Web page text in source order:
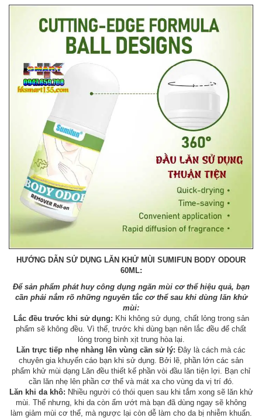
HƯỚNG DẪN SỬ DỤNG LĂN KHỬ MÙI SUMIFUN BODY ODOUR
60ML:
Để sản phẩm phát huy công dụng ngăn mùi cơ thể hiệu quả, bạn
cần phải nắm rõ những nguyên tắc cơ thể sau khi dùng lăn khử
mùi:
Lắc đều trước khi sử dụng: Khi không sử dụng, chất lỏng trong sản
phẩm sẽ không đều. Vì thế, trước khi dùng bạn nên lắc đều để chất
lỏng trong bình xịt trung hòa lại.
Lăn trực tiếp nhẹ nhàng lên vùng cần sử lý: Đây là cách mà các
chuyên gia khuyến cáo bạn khi sử dụng. Bởi lẽ, phần lớn các sản
phẩm khử mùi dạng Lăn đều thiết kế phần vòi đầu lăn tiện lợi. Bạn chỉ
cần lăn nhẹ lên phần cơ thể và mát xa cho vùng da vị trí đó.
Lăn khi da khô: Nhiều người có thói quen sau khi tắm xong sẽ lăn khử
mùi. Thế nhưng, khi da còn ẩm ướt mà bạn đã dùng ngay sẽ không
làm giảm mùi cơ thể, mà ngược lại còn dễ làm cho da bị nhiễm khuẩn.